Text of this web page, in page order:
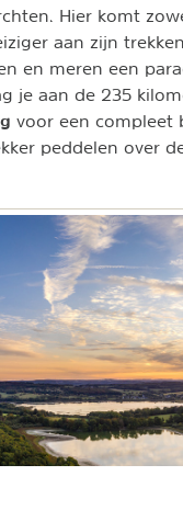
Hier komt
aan zijn
en meren een
je aan de 235
voor een compleet
peddelen over